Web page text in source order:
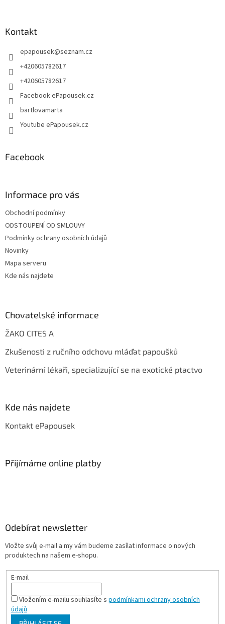
Kontakt
epapousek@seznam.cz
+420605782617
+420605782617
Facebook ePapousek.cz
bartlovamarta
Youtube ePapousek.cz
Facebook
Informace pro vás
Obchodní podmínky
ODSTOUPENÍ OD SMLOUVY
Podmínky ochrany osobních údajů
Novinky
Mapa serveru
Kde nás najdete
Chovatelské informace
ŽAKO CITES A
Zkušenosti z ručního odchovu mláďat papoušků
Veterinární lékaři, specializující se na exotické ptactvo
Kde nás najdete
Kontakt ePapousek
Přijímáme online platby
Odebírat newsletter
Vložte svůj e-mail a my vám budeme zasílat informace o nových
produktech na našem e-shopu.
E-mail
Vložením e-mailu souhlasíte s podmínkami ochrany osobních
údajů